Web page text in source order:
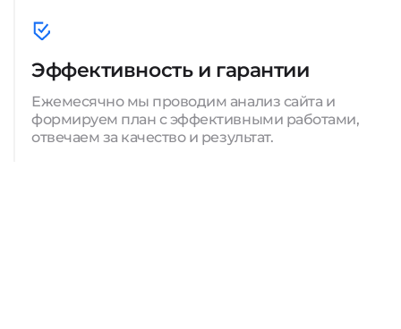
Эффективность и гарантии
Ежемесячно мы проводим анализ сайта и
формируем план с эффективными работами,
отвечаем за качество и результат.